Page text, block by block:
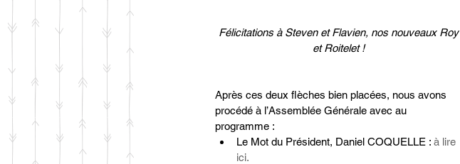
Félicitations à Steven et Flavien, nos nouveaux Roy
et Roitelet !
Après ces deux flèches bien placées, nous avons
procédé à l’Assemblée Générale avec au
programme :
Le Mot du Président, Daniel COQUELLE : à lire
ici.